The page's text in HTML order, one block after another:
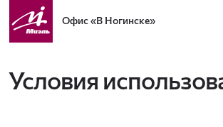
Офис«В Ногинске»
Условия